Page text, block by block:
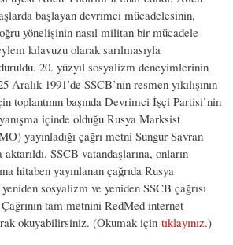
başlayan devrimci mücadelesinin,
yönelişinin nasıl militan bir mücadele
kılavuzu olarak sarılmasıyla
20. yüzyıl sosyalizm deneyimlerinin
Aralık 1991’de SSCB’nin resmen yıkılışının
toplantının başında Devrimci İşçi Partisi’nin
içinde olduğu Rusya Marksist
yayınladığı çağrı metni Sungur Savran
aktarıldı. SSCB vatandaşlarına, onların
hitaben yayınlanan çağrıda Rusya
sosyalizm ve yeniden SSCB çağrısı
tam metnini RedMed internet
okuyabilirsiniz. (Okumak için tıklayınız.)